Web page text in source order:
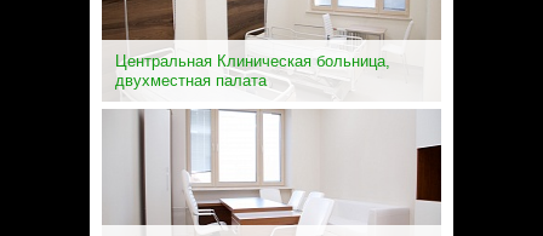
Центральная Клиническая больница,
двухместная палата